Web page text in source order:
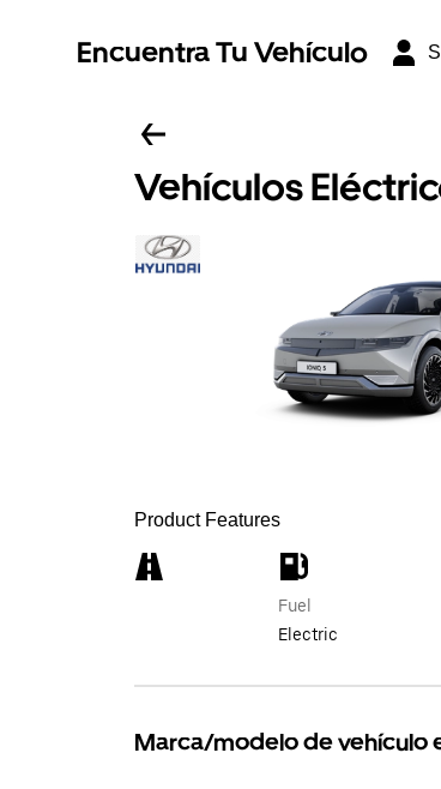
Encuentra Tu Vehículo
Vehículos
Product Features
Fuel
Electric
Marca/modelo de vehículo